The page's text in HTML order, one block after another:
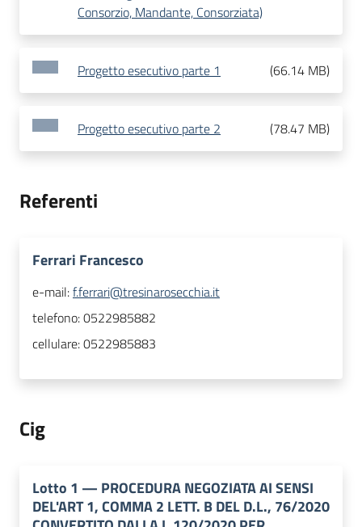
Consorzio, Mandante, Consorziata)
Progetto esecutivo parte 1 (66.14 MB)
Progetto esecutivo parte 2 (78.47 MB)
Referenti
Ferrari Francesco
e-mail:f.ferrari@tresinarosecchia.it
telefono:0522985882
cellulare:0522985883
Cig
Lotto 1 — PROCEDURA NEGOZIATA AI SENSI
DEL'ART 1, COMMA 2 LETT. B DEL D.L., 76/2020